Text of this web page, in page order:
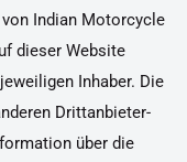
Indian Motorcycle
dieser Website
Inhaber. Die
Drittanbieter-
über die